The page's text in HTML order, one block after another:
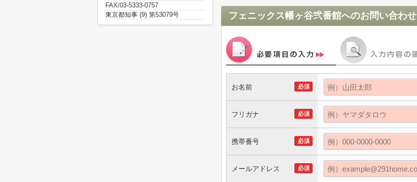
フェニックス幡ヶ谷弐番館へのお問い合わせ
必須
お名前
必須
フリガナ
必須
携帯番号
必須
メールアドレス
FAX/03-5333-0757
東京都知事 (9) 第53079号